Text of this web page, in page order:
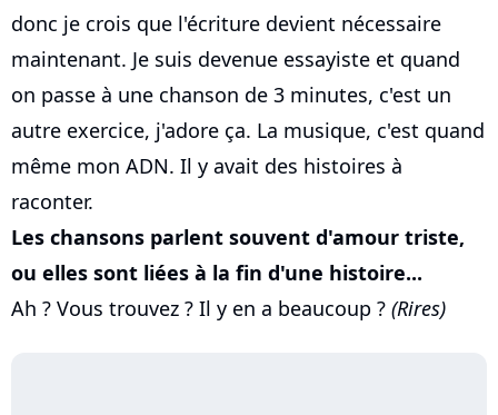
donc je crois que l'écriture devient nécessaire
maintenant. Je suis devenue essayiste et quand
on passe à une chanson de 3 minutes, c'est un
autre exercice, j'adore ça. La musique, c'est quand
même mon ADN. Il y avait des histoires à
raconter.
Les chansons parlent souvent d'amour triste,
ou elles sont liées à la fin d'une histoire...
Ah ? Vous trouvez ? Il y en a beaucoup ? (Rires)